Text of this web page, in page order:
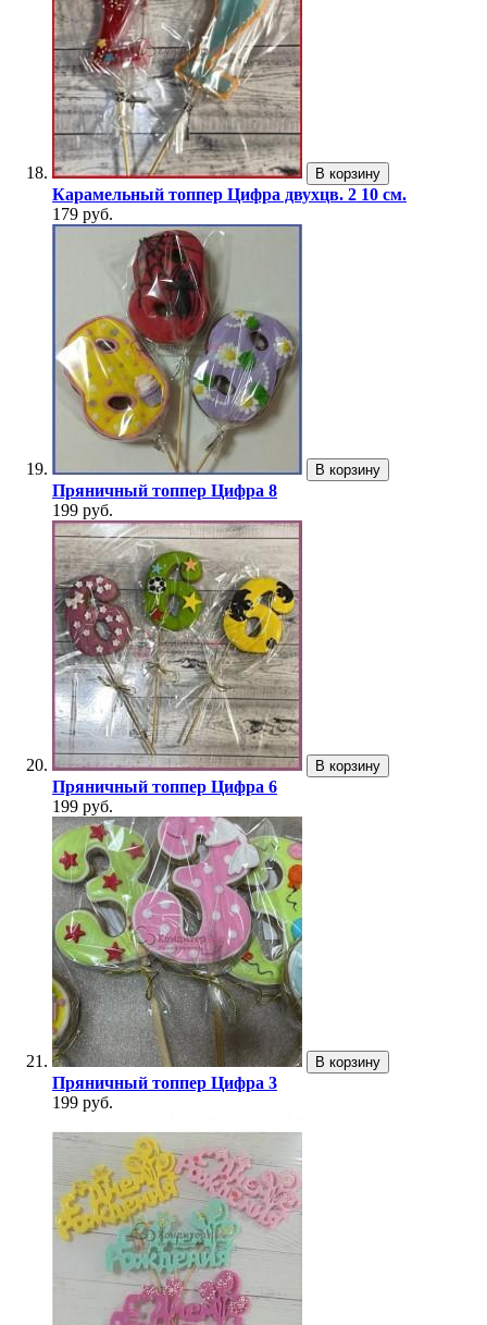
В корзину
Карамельный топпер Цифра двухцв. 2 10 см.
179 руб.
В корзину
Пряничный топпер Цифра 8
199 руб.
В корзину
Пряничный топпер Цифра 6
199 руб.
В корзину
Пряничный топпер Цифра 3
199 руб.